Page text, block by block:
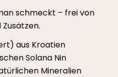
schmeckt – frei von
aus Kroatien
Solana Nin
Mineralien